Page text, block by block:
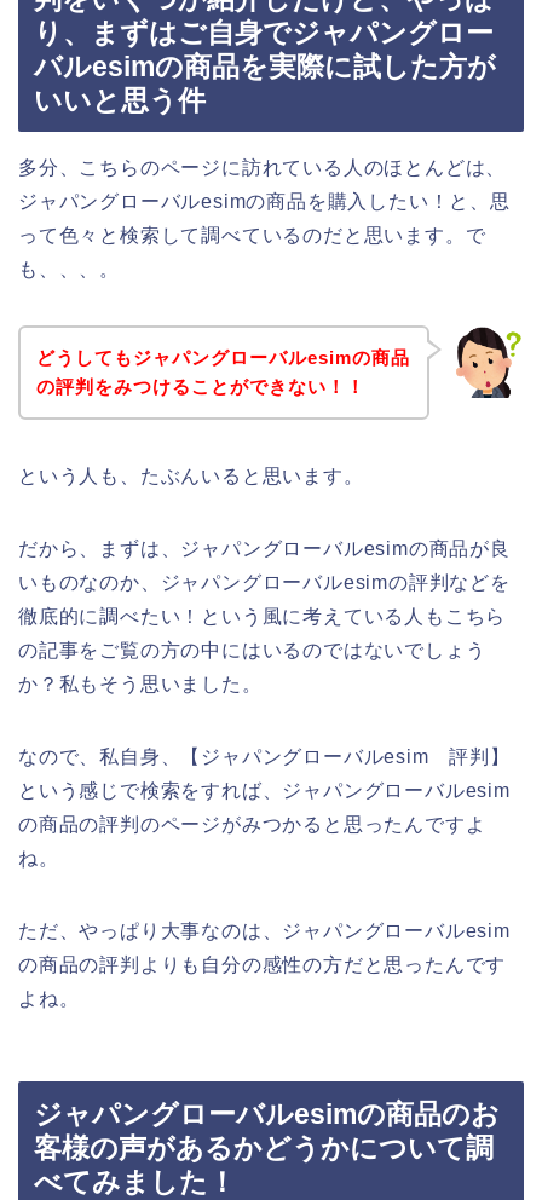
り、まずはご自身でジャパングロー
バルesimの商品を実際に試した方が
いいと思う件
多分、こちらのページに訪れている人のほとんどは、
ジャパングローバルesimの商品を購入したい！と、思
って色々と検索して調べているのだと思います。で
も、、、。
どうしてもジャパングローバルesimの商品
の評判をみつけることができない！！
という人も、たぶんいると思います。
だから、まずは、ジャパングローバルesimの商品が良
いものなのか、ジャパングローバルesimの評判などを
徹底的に調べたい！という風に考えている人もこちら
の記事をご覧の方の中にはいるのではないでしょう
か？私もそう思いました。
なので、私自身、【ジャパングローバルesim 評判】
という感じで検索をすれば、ジャパングローバルesim
の商品の評判のページがみつかると思ったんですよ
ね。
ただ、やっぱり大事なのは、ジャパングローバルesim
の商品の評判よりも自分の感性の方だと思ったんです
よね。
ジャパングローバルesimの商品のお
客様の声があるかどうかについて調
べてみました！